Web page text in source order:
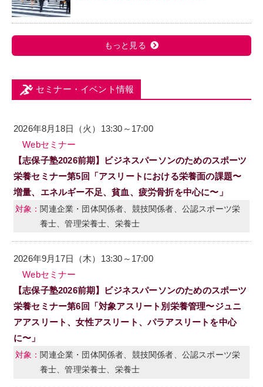
もっと見る
セミナー・イベント情報
2026年8月18日（火）13:30～17:00
Webセミナー
【志保子塾2026前期】ビジネスパーソンのためのスポーツ
栄養セミナー第5回「アスリートにおける栄養面の課題〜
増量、エネルギー不足、貧血、疲労骨折を中心に〜」
関連企業・団体関係者、競技関係者、公認スポーツ栄
養士、管理栄養士、栄養士
2026年9月17日（木）13:30～17:00
Webセミナー
【志保子塾2026前期】ビジネスパーソンのためのスポーツ
栄養セミナー第6回「対象アスリート別栄養管理〜ジュニ
アアスリート、女性アスリート、パラアスリートを中心
に〜」
関連企業・団体関係者、競技関係者、公認スポーツ栄
養士、管理栄養士、栄養士